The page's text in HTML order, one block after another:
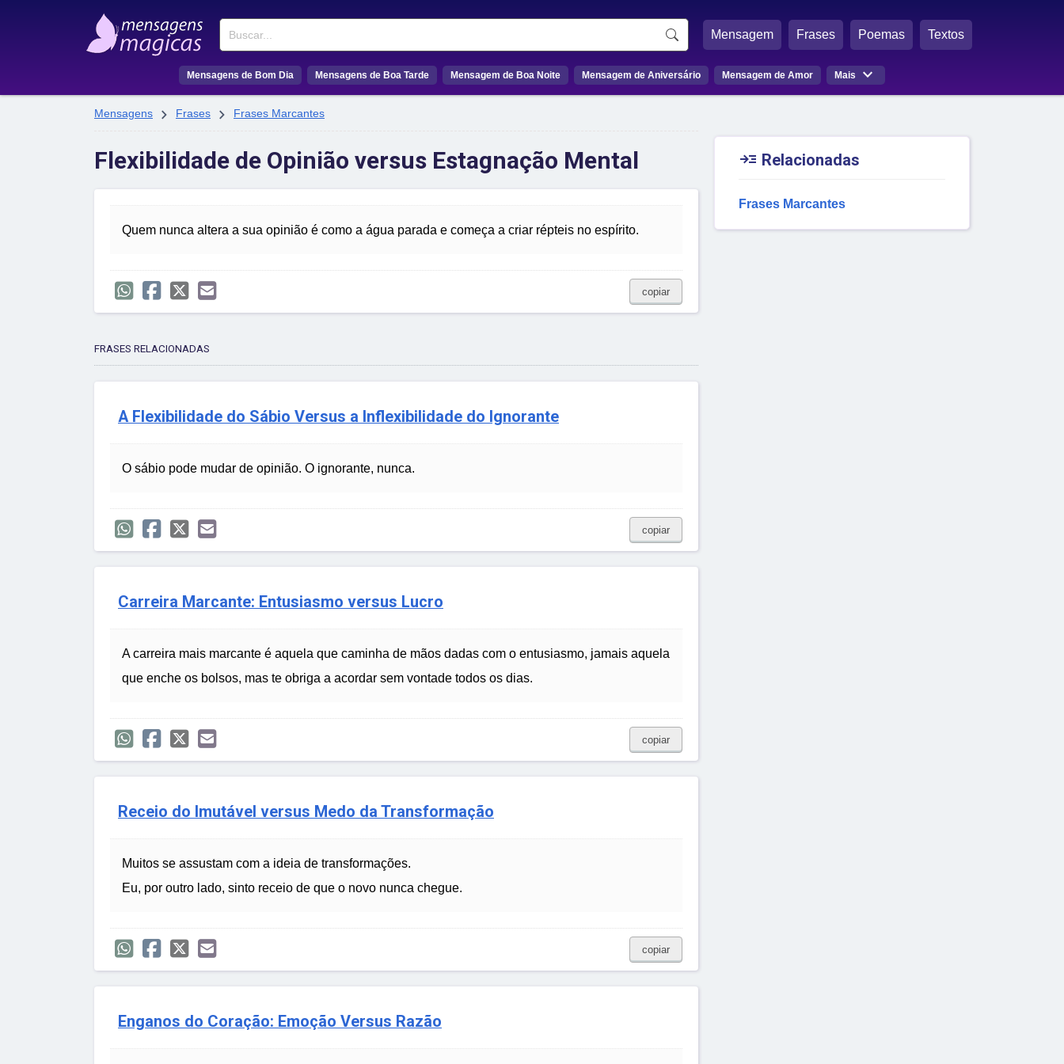
Buscar Mensagem Frases Poemas Textos
Mensagens de Bom Dia Mensagens de Boa Tarde Mensagem de Boa Noite Mensagem de Aniversário Mensagem de Amor Mais 
Mensagens  Frases  Frases Marcantes
Flexibilidade de Opinião versus Estagnação Mental
Quem nunca altera a sua opinião é como a água parada e começa a criar répteis no espírito.
copiar
FRASES RELACIONADAS
A Flexibilidade do Sábio Versus a Inflexibilidade do Ignorante
O sábio pode mudar de opinião. O ignorante, nunca.
copiar
Carreira Marcante: Entusiasmo versus Lucro
A carreira mais marcante é aquela que caminha de mãos dadas com o entusiasmo, jamais aquela
que enche os bolsos, mas te obriga a acordar sem vontade todos os dias.
copiar
Receio do Imutável versus Medo da Transformação
Muitos se assustam com a ideia de transformações.
Eu, por outro lado, sinto receio de que o novo nunca chegue.
copiar
Enganos do Coração: Emoção Versus Razão
 Relacionadas
Frases Marcantes